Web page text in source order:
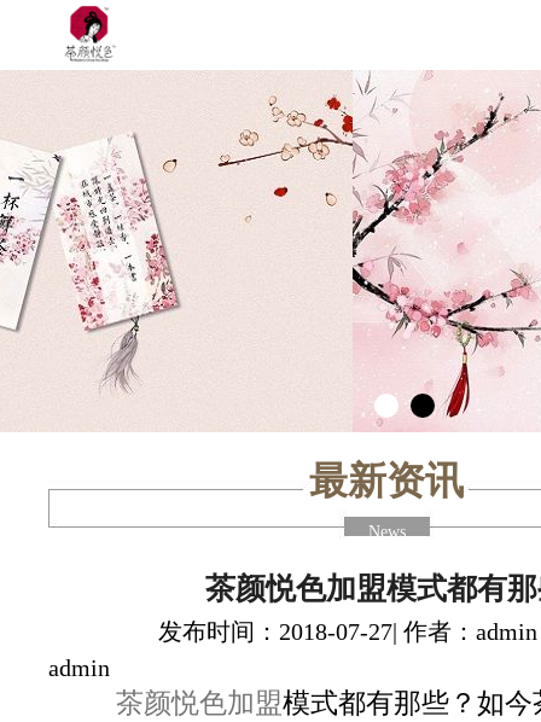
最新资讯
News
茶颜悦色加盟模式都有
发布时间：2018-07-27| 作者：
admin
茶颜悦色加盟模式都有那些？如